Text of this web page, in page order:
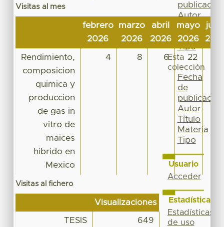
Visitas al mes
febrero
2026
marzo
2026
abril
2026
mayo
2026
Rendimiento,
composicion
quimica y
produccion
de gas in
vitro de
maices
hibrido en
Mexico
4 8 6 22
Visitas al fichero
Visualizaciones
TESIS
649
publicación
Autor
Título
Materia
Tipo
Esta
colección
Fecha
de
publicación
Autor
Título
Materia
Tipo
Usuario
Acceder
Estadísticas
Estadísticas
de uso